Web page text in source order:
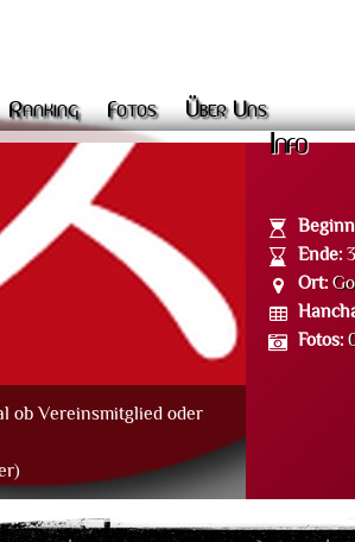
Ranking Fotos Über Uns
Info
Ende:
Ort:
Fotos:
ob Vereinsmitglied oder